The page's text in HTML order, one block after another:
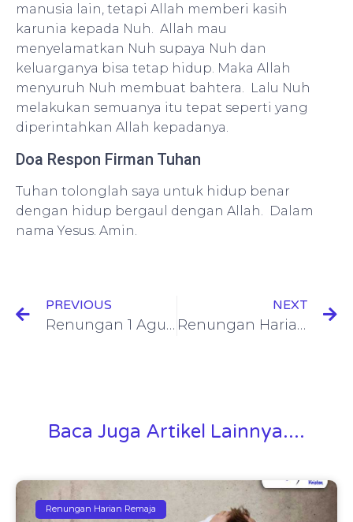
manusia lain, tetapi Allah memberi kasih
karunia kepada Nuh. Allah mau
menyelamatkan Nuh supaya Nuh dan
keluarganya bisa tetap hidup. Maka Allah
menyuruh Nuh membuat bahtera. Lalu Nuh
melakukan semuanya itu tepat seperti yang
diperintahkan Allah kepadanya.
Doa Respon Firman Tuhan
Tuhan tolonglah saya untuk hidup benar
dengan hidup bergaul dengan Allah. Dalam
nama Yesus. Amin.
PREVIOUS
Renungan 1 Agustus 2021: Amsal 30: 8 (Kebahagiaan VS Keuangan)
NEXT
Renungan Harian Matius 5: 13
Baca Juga Artikel Lainnya....
Renungan Harian Remaja